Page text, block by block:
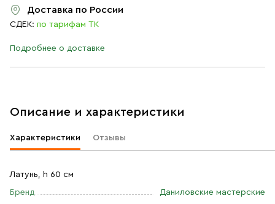
Доставка по России
СДЕК: по тарифам ТК
Подробнее о доставке
Описание и характеристики
Характеристики Отзывы
Латунь, h 60 см
Бренд Даниловские мастерские